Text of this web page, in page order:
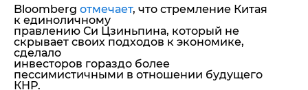
Bloomberg отмечает, что стремление Китая
к единоличному
правлению Си Цзиньпина, который не
скрывает своих подходов к экономике,
сделало
инвесторов гораздо более
пессимистичными в отношении будущего
КНР.